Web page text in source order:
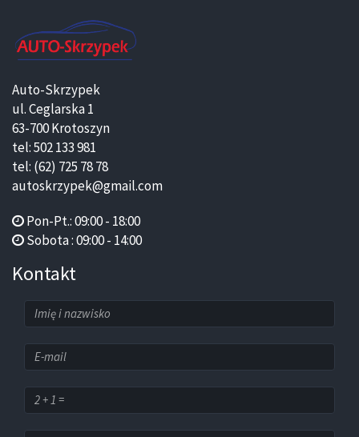
Auto-Skrzypek
ul. Ceglarska 1
63-700 Krotoszyn
tel: 502 133 981
tel: (62) 725 78 78
autoskrzypek@gmail.com
Pon-Pt.: 09:00 - 18:00
Sobota : 09:00 - 14:00
Kontakt